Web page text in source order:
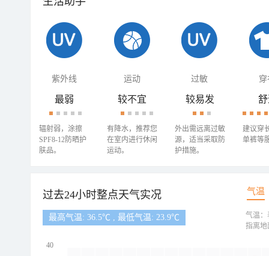
紫外线 运动 过敏 穿
最弱
辐射弱，涂擦
SPF8-12防晒护
肤品。
较不宜
有降水，推荐您
在室内进行休闲
运动。
较易发
外出需远离过敏
源，适当采取防
护措施。
建议穿
单裤等
过去24小时整点天气实况 气温
最高气温: 36.5℃ , 最低气温: 23.9℃
40
气温：
指离地